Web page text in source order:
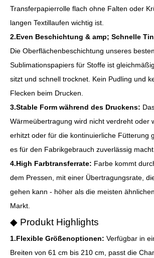
Transferpapierrolle flach ohne Falten oder
langen Textillaufen wichtig ist.
2.Even Beschichtung & amp; Schnelle
Die Oberflächenbeschichtung unseres besten
Sublimationspapiers für Stoffe ist
sitzt und schnell trocknet. Kein Pudling und
Flecken beim Drucken.
3.Stable Form während des Druckens:
Wärmeübertragung wird nicht verdreht oder
erhitzt oder für die kontinuierliche Fütterung
es für den Fabrikgebrauch zuverlässig
4.High Farbtransferrate: Farbe kommt
dem Pressen, mit einer Übertragungsrate,
gehen kann - höher als die meisten
Markt.
◆ Produkt Highlights
1.Flexible Größenoptionen: Verfügbar in
Breiten von 61 cm bis 210 cm, passt die